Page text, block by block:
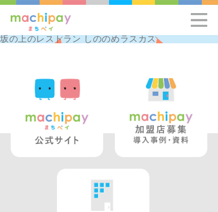
坂の上のレストラン しののめラスカス